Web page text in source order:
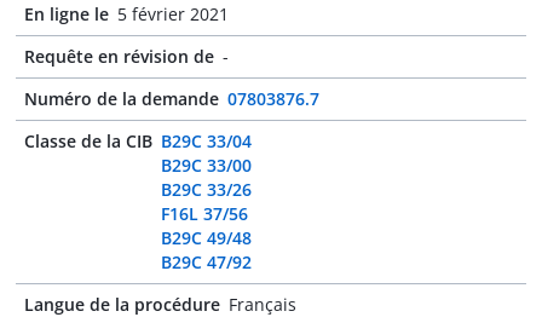
En ligne le 5 février 2021
Requête en révision de -
Numéro de la demande 07803876.7
Classe de la CIB B29C 33/04
B29C 33/00
B29C 33/26
F16L 37/56
B29C 49/48
B29C 47/92
Langue de la procédure Français